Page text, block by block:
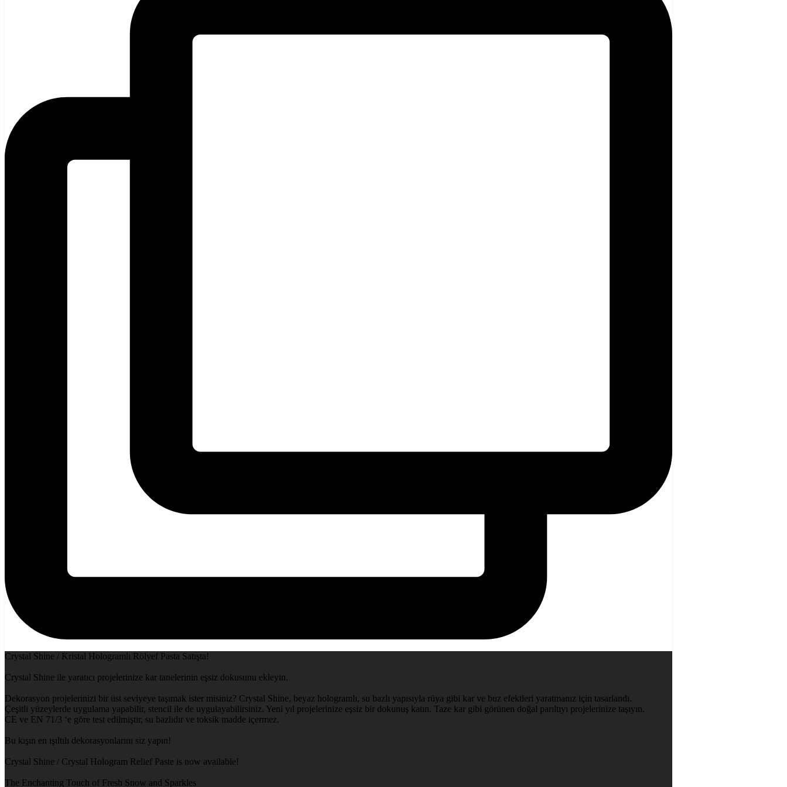
Crystal Shine / Kristal Hologramlı Rölyef Pasta Satışta!
Crystal Shine ile yaratıcı projelerinize kar tanelerinin eşsiz dokusunu ekleyin.
Dekorasyon projelerinizi bir üst seviyeye taşımak ister misiniz? Crystal Shine, beyaz hologramlı, su bazlı yapısıyla rüya gibi kar ve buz efektleri yaratmanız için tasarlandı.
Çeşitli yüzeylerde uygulama yapabilir, stencil ile de uygulayabilirsiniz. Yeni yıl projelerinize eşsiz bir dokunuş katın. Taze kar gibi görünen doğal parıltıyı projelerinize taşıyın.
CE ve EN 71/3 ‘e göre test edilmiştir, su bazlıdır ve toksik madde içermez.
Bu kışın en ışıltılı dekorasyonlarını siz yapın!
Crystal Shine / Crystal Hologram Relief Paste is now available!
The Enchanting Touch of Fresh Snow and Sparkles